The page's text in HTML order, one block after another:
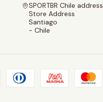
SPORTBR Chile address
Store Address
Santiago
- Chile